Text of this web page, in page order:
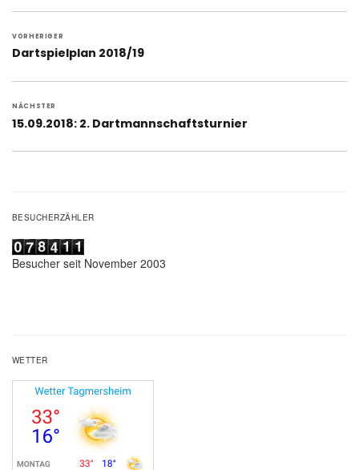
Beitragsnavigation
VORHERIGER
Vorheriger
Dartspielplan 2018/19
NÄCHSTER
Nächster
15.09.2018: 2. Dartmannschaftsturnier
BESUCHERZÄHLER
Besucher seit November 2003
WETTER